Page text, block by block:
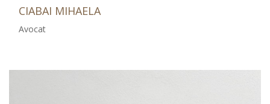
CIABAI MIHAELA
Avocat